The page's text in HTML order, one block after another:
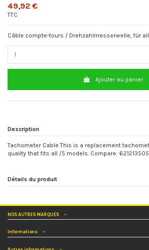
49,92 €
TTC
Câble compte-tours / Drehzahlmesserwelle, für
Ajouter au panier
Description
Tachometer Cable This is a replacement
quality that fits all /5 models. Compare:
Détails du produit
NOS AUTRES MARQUES
Informations